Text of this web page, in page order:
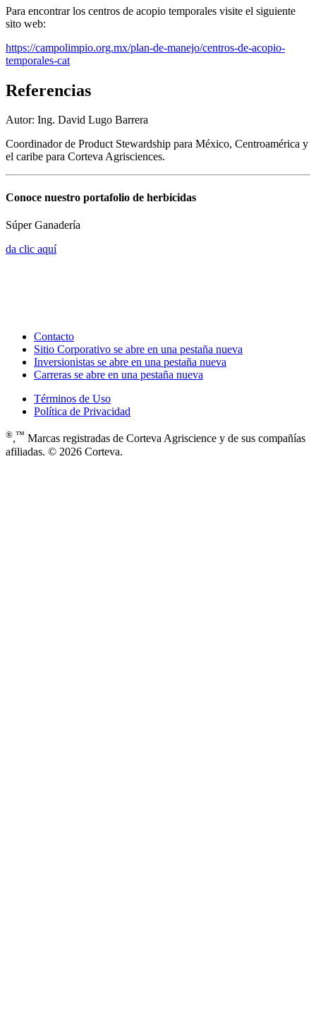
Para encontrar los centros de acopio temporales visite el siguiente
sito web:
https://campolimpio.org.mx/plan-de-manejo/centros-de-acopio-
temporales-cat
Referencias
Autor: Ing. David Lugo Barrera
Coordinador de Product Stewardship para México, Centroamérica y
el caribe para Corteva Agrisciences.
Conoce nuestro portafolio de herbicidas
Súper Ganadería
da clic aquí
Contacto
Sitio Corporativo se abre en una pestaña nueva
Inversionistas se abre en una pestaña nueva
Carreras se abre en una pestaña nueva
Términos de Uso
Política de Privacidad
®,™ Marcas registradas de Corteva Agriscience y de sus compañías
afiliadas. © 2026 Corteva.